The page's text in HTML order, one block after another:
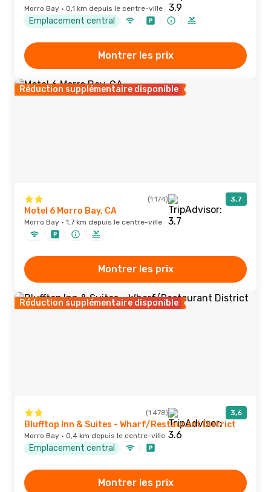
Morro Bay · 0,1 km depuis le centre-ville
Emplacement central
Montrer les prix
Réduction supplémentaire disponible
(1 174) 3,7
Motel 6 Morro Bay, CA
Morro Bay · 1,7 km depuis le centre-ville
Montrer les prix
Réduction supplémentaire disponible
(1 478) 3,6
Blufftop Inn & Suites - Wharf/Restaurant District
Morro Bay · 0,4 km depuis le centre-ville
Emplacement central
Montrer les prix